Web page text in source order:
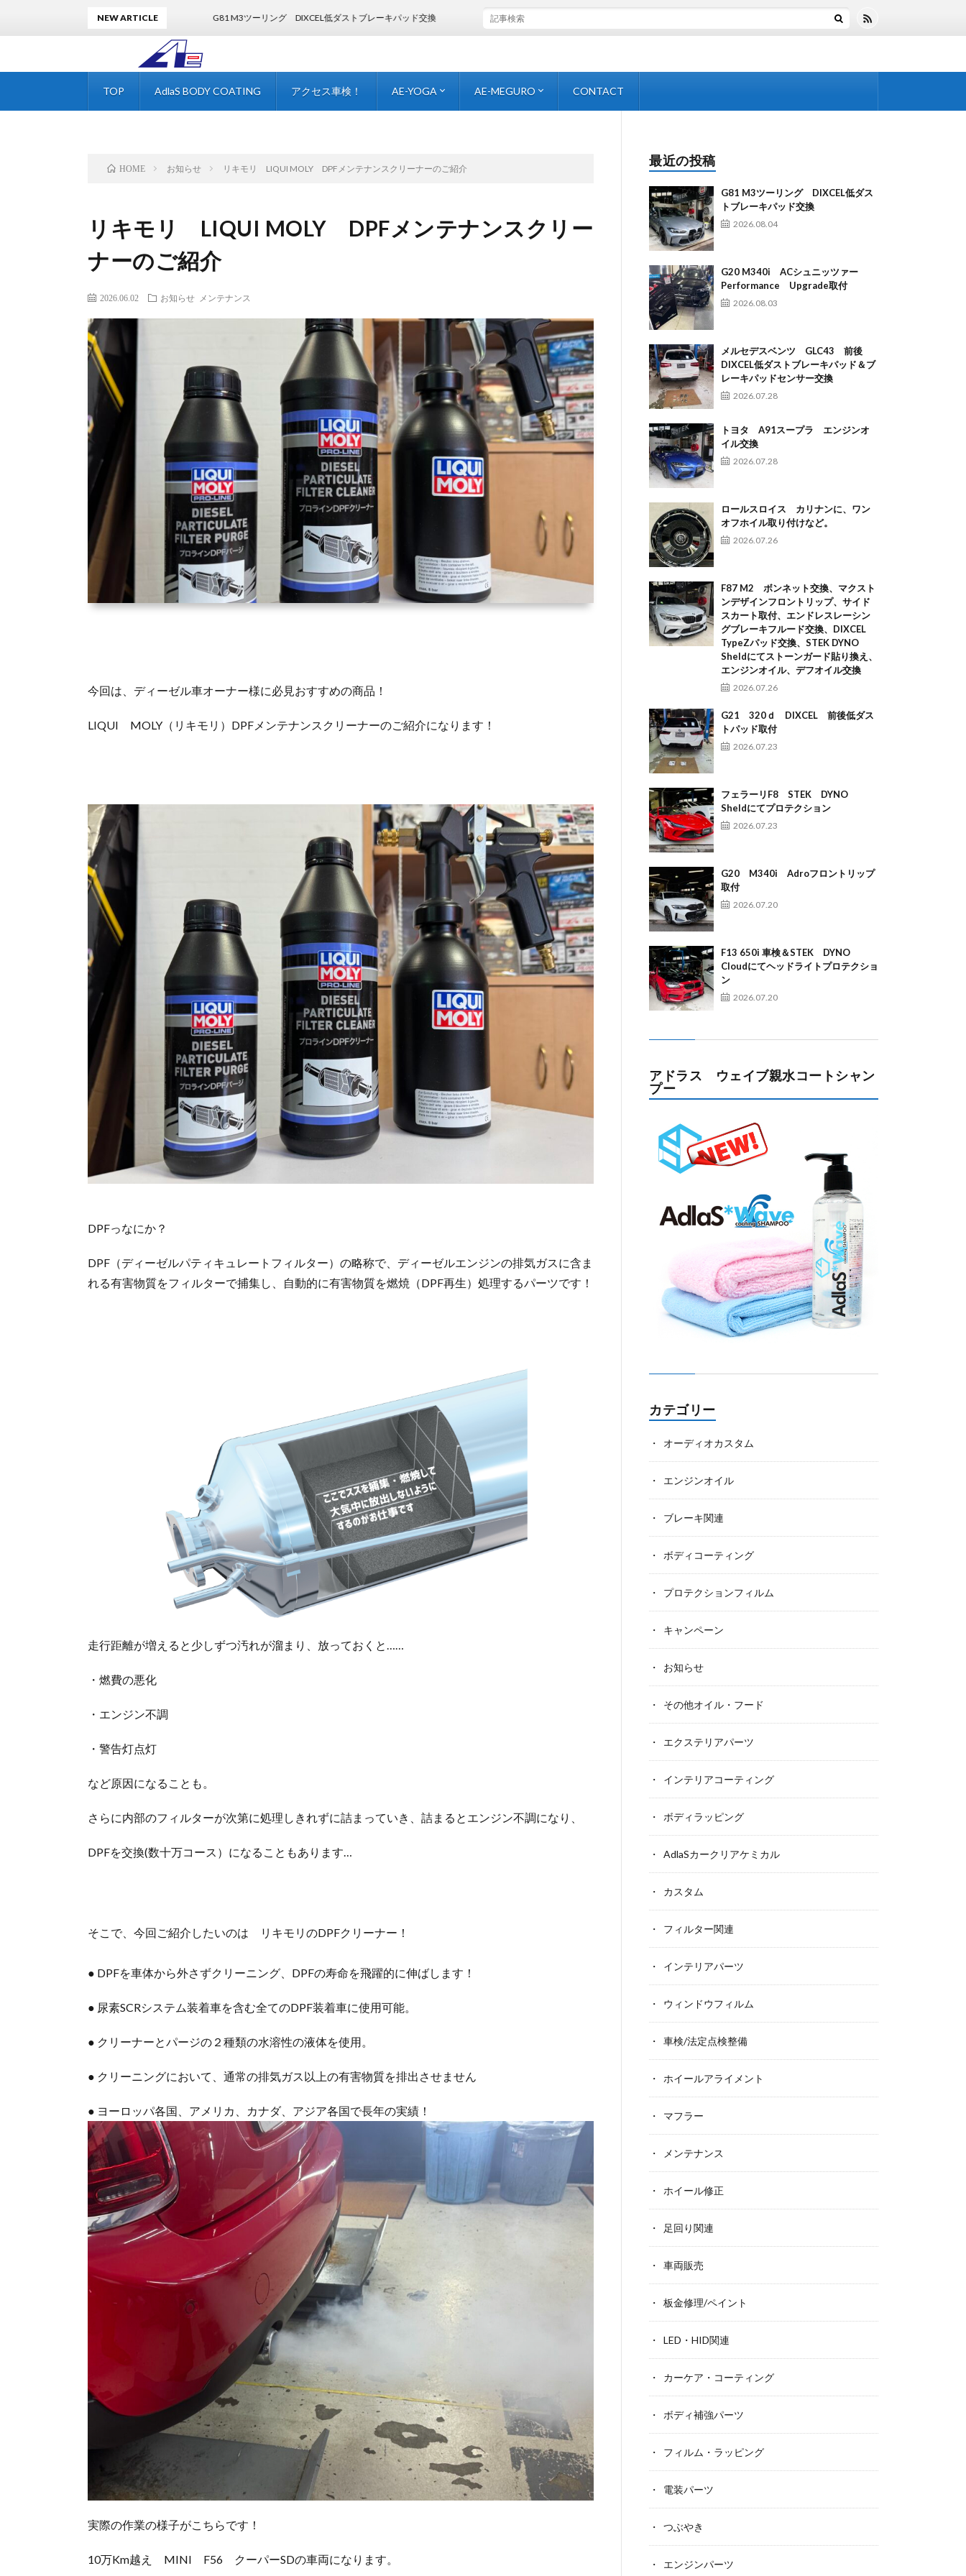
TOP AdlaS BODY COATING アクセス車検！ AE-YOGA AE-MEGURO CONTACT
NEW ARTICLEG81 M3ツーリング DIXCEL低ダストブレーキパッド交換
HOME お知らせ リキモリ LIQUI MOLY DPFメンテナンスクリーナーのご紹介
リキモリ LIQUI MOLY DPFメンテナンスクリー
ナーのご紹介
2026.06.02 お知らせ メンテナンス
今回は、ディーゼル車オーナー様に必見おすすめの商品！
LIQUI MOLY（リキモリ）DPFメンテナンスクリーナーのご紹介になります！
DPFっなにか？
DPF（ディーゼルパティキュレートフィルター）の略称で、ディーゼルエンジンの排気ガスに含ま
れる有害物質をフィルターで捕集し、自動的に有害物質を燃焼（DPF再生）処理するパーツです！
走行距離が増えると少しずつ汚れが溜まり、放っておくと……
・燃費の悪化
・エンジン不調
・警告灯点灯
など原因になることも。
さらに内部のフィルターが次第に処理しきれずに詰まっていき、詰まるとエンジン不調になり、
DPFを交換(数十万コース）になることもあります…
そこで、今回ご紹介したいのは リキモリのDPFクリーナー！
● DPFを車体から外さずクリーニング、DPFの寿命を飛躍的に伸ばします！
● 尿素SCRシステム装着車を含む全てのDPF装着車に使用可能。
● クリーナーとパージの２種類の水溶性の液体を使用。
● クリーニングにおいて、通常の排気ガス以上の有害物質を排出させません
● ヨーロッパ各国、アメリカ、カナダ、アジア各国で長年の実績！
実際の作業の様子がこちらです！
10万Km越え MINI F56 クーパーSDの車両になります。
最近の投稿
G81 M3ツーリング DIXCEL低ダス
トブレーキパッド交換
2026.08.04
G20 M340i ACシュニッツァー
Performance Upgrade取付
2026.08.03
メルセデスベンツ GLC43 前後
DIXCEL低ダストブレーキパッド＆ブ
レーキパッドセンサー交換
2026.07.28
トヨタ A91スープラ エンジンオ
イル交換
2026.07.28
ロールスロイス カリナンに、ワン
オフホイル取り付けなど。
2026.07.26
F87 M2 ボンネット交換、マクスト
ンデザインフロントリップ、サイド
スカート取付、エンドレスレーシン
グブレーキフルード交換、DIXCEL
TypeZパッド交換、STEK DYNO
Sheldにてストーンガード貼り換え、
エンジンオイル、デフオイル交換
2026.07.26
G21 320ｄ DIXCEL 前後低ダス
トパッド取付
2026.07.23
フェラーリF8 STEK DYNO
Sheldにてプロテクション
2026.07.23
G20 M340i Adroフロントリップ
取付
2026.07.20
F13 650i 車検＆STEK DYNO
Cloudにてヘッドライトプロテクショ
ン
2026.07.20
アドラス ウェイブ親水コートシャン
プー
カテゴリー
オーディオカスタム
エンジンオイル
ブレーキ関連
ボディコーティング
プロテクションフィルム
キャンペーン
お知らせ
その他オイル・フード
エクステリアパーツ
インテリアコーティング
ボディラッピング
AdlaSカークリアケミカル
カスタム
フィルター関連
インテリアパーツ
ウィンドウフィルム
車検/法定点検整備
ホイールアライメント
マフラー
メンテナンス
ホイール修正
足回り関連
車両販売
板金修理/ペイント
LED・HID関連
カーケア・コーティング
ボディ補強パーツ
フィルム・ラッピング
電装パーツ
つぶやき
エンジンパーツ